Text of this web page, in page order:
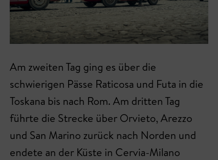
Am zweiten Tag ging es über die
schwierigen Pässe Raticosa und Futa in die
Toskana bis nach Rom. Am dritten Tag
führte die Strecke über Orvieto, Arezzo
und San Marino zurück nach Norden und
endete an der Küste in Cervia-Milano